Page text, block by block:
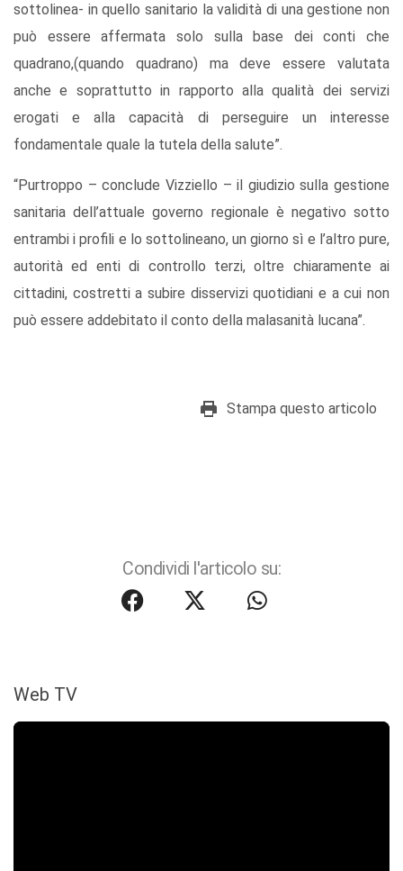
sottolinea- in quello sanitario la validità di una gestione non
può essere affermata solo sulla base dei conti che
quadrano,(quando quadrano) ma deve essere valutata
anche e soprattutto in rapporto alla qualità dei servizi
erogati e alla capacità di perseguire un interesse
fondamentale quale la tutela della salute”.
“Purtroppo – conclude Vizziello – il giudizio sulla gestione
sanitaria dell’attuale governo regionale è negativo sotto
entrambi i profili e lo sottolineano, un giorno sì e l’altro pure,
autorità ed enti di controllo terzi, oltre chiaramente ai
cittadini, costretti a subire disservizi quotidiani e a cui non
può essere addebitato il conto della malasanità lucana”.
Stampa questo articolo
Condividi l'articolo su:
Web TV